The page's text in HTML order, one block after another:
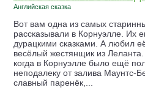
Английская сказка
Вот вам одна из самых
рассказывали в Корнуэлле. Их
дурацкими сказками. А любил
весёлый жестянщик из
когда в Корнуэлле было ещё
неподалеку от залива Маунтс-
славный паренёк,...